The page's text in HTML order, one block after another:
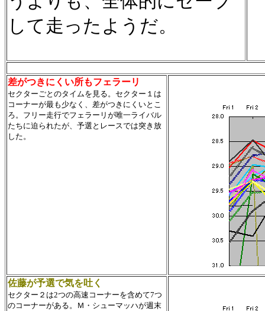
して走ったようだ。
差がつきにくい所もフェラーリ
セクターごとのタイムを見る。セクター１は
コーナーが最も少なく、差がつきにくいとこ
ろ。フリー走行でフェラーリが唯一ライバル
たちに迫られたが、予選とレースでは突き放
した。
佐藤が予選で気を吐く
セクター２は2つの高速コーナーを含めて7つ
のコーナーがある。Ｍ・シューマッハが週末